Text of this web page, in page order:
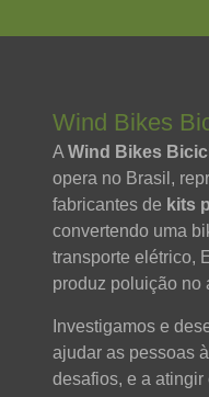
Wind Bikes
AWind Bikes
opera no Brasil,
fabricantes de kits
convertendo uma
transporte elétrico,
produz poluição no
Investigamos e
ajudar as pessoas
desafios, e a